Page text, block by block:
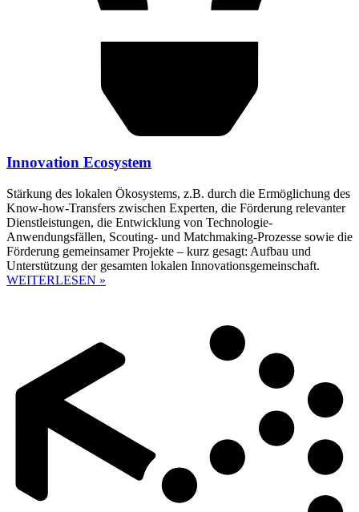
Innovation Ecosystem
Stärkung des lokalen Ökosystems, z.B. durch die Ermöglichung des
Know-how-Transfers zwischen Experten, die Förderung relevanter
Dienstleistungen, die Entwicklung von Technologie-
Anwendungsfällen, Scouting- und Matchmaking-Prozesse sowie die
Förderung gemeinsamer Projekte – kurz gesagt: Aufbau und
Unterstützung der gesamten lokalen Innovationsgemeinschaft.
WEITERLESEN »